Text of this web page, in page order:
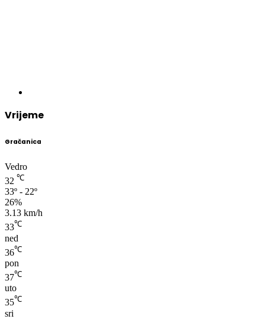
Vrijeme
Gračanica
Vedro
32 ℃
33º - 22º
26%
3.13 km/h
33℃
ned
36℃
pon
37℃
uto
35℃
sri